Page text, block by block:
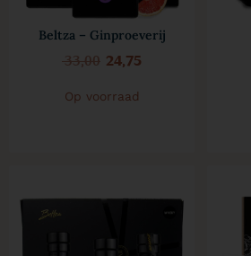
Beltza – Ginproeverij
33,00 24,75
Op voorraad